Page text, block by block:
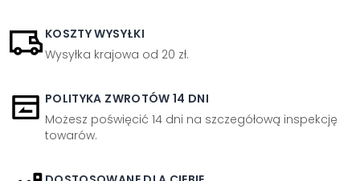
KOSZTY WYSYŁKI
Wysyłka krajowa od 20 zł.
POLITYKA ZWROTÓW 14 DNI
Możesz poświęcić 14 dni na szczegółową inspekcję
towarów.